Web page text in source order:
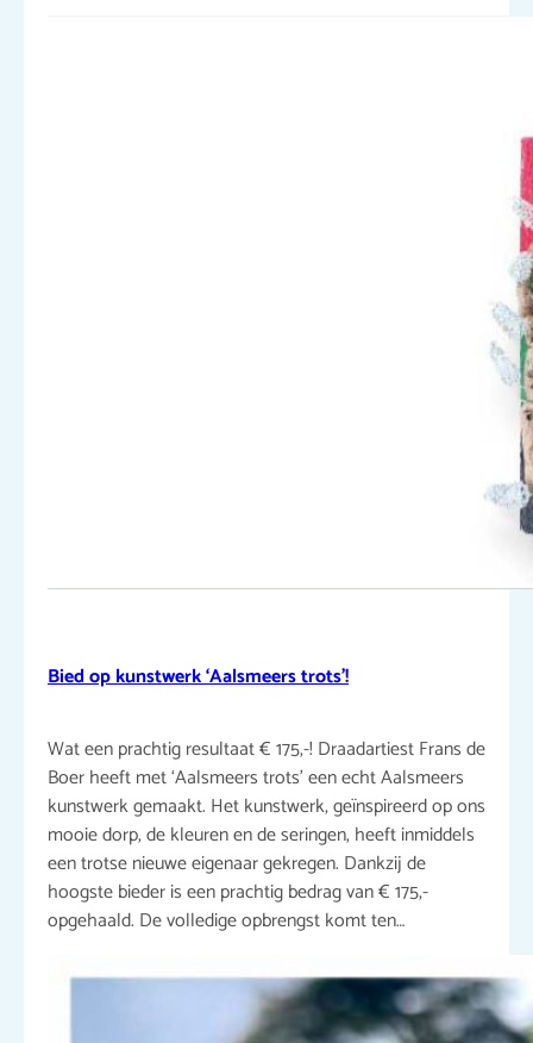
Bied op kunstwerk ‘Aalsmeers trots’!
Wat een prachtig resultaat € 175,-! Draadartiest Frans de
Boer heeft met ‘Aalsmeers trots’ een echt Aalsmeers
kunstwerk gemaakt. Het kunstwerk, geïnspireerd op ons
mooie dorp, de kleuren en de seringen, heeft inmiddels
een trotse nieuwe eigenaar gekregen. Dankzij de
hoogste bieder is een prachtig bedrag van € 175,-
opgehaald. De volledige opbrengst komt ten…